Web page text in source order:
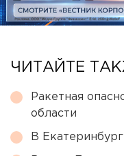
ЧИТАЙТЕ
Ракетная
области
В